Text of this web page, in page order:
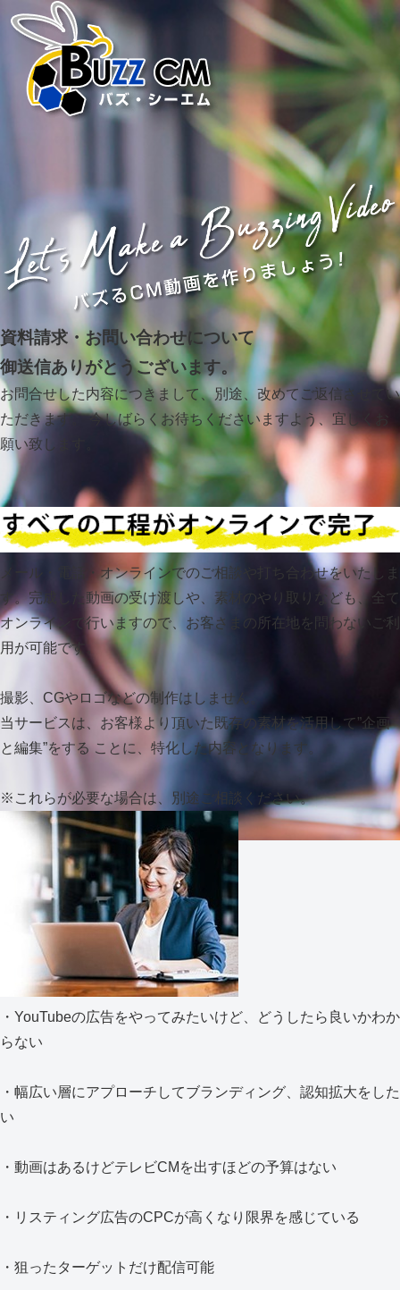
資料請求・お問い合わせについて
御送信ありがとうございます。
お問合せした内容につきまして、別途、改めてご返信させてい
ただきます。 今しばらくお待ちくださいますよう、宜しくお
願い致します。
メール・電話・オンラインでのご相談や打ち合わせをいたしま
す。完成した動画の受け渡しや、素材のやり取りなども、全て
オンラインで行いますので、お客さまの所在地を問わないご利
用が可能です。
撮影、CGやロゴなどの制作はしません。
当サービスは、お客様より頂いた既存の素材を活用して”企画
と編集”をする ことに、特化した内容となります。
※これらが必要な場合は、別途ご相談ください。
・YouTubeの広告をやってみたいけど、どうしたら良いかわか
らない
・幅広い層にアプローチしてブランディング、認知拡大をした
い
・動画はあるけどテレビCMを出すほどの予算はない
・リスティング広告のCPCが高くなり限界を感じている
・狙ったターゲットだけ配信可能